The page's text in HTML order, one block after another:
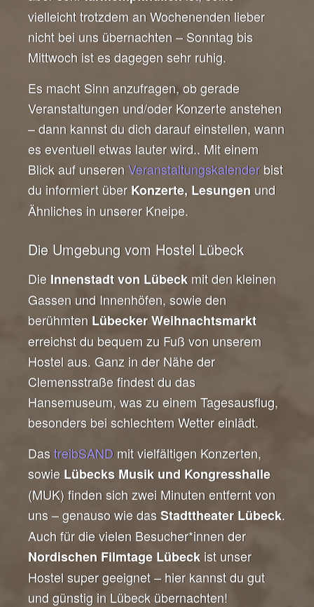
vielleicht trotzdem an Wochenenden lieber
nicht bei uns übernachten – Sonntag bis
Mittwoch ist es dagegen sehr ruhig.
Es macht Sinn anzufragen, ob gerade
Veranstaltungen und/oder Konzerte anstehen
– dann kannst du dich darauf einstellen, wann
es eventuell etwas lauter wird.. Mit einem
Blick auf unserenVeranstaltungskalenderbist
du informiert überKonzerte, Lesungen und
Ähnliches in unserer Kneipe.
Die Umgebung vom Hostel Lübeck
Die Innenstadt von Lübeck mit den kleinen
Gassen und Innenhöfen, sowie den
berühmten Lübecker Weihnachtsmarkt
erreichst du bequem zu Fuß von unserem
Hostel aus. Ganz in der Nähe der
Clemensstraße findest du das
Hansemuseum, was zu einem Tagesausflug,
besonders bei schlechtem Wetter einlädt.
DastreibSAND mit vielfältigen Konzerten,
sowie Lübecks Musik und Kongresshalle
(MUK) finden sich zwei Minuten entfernt von
uns – genauso wie dasStadttheater Lübeck.
Auch für die vielen Besucher*innen der
Nordischen Filmtage Lübeck ist unser
Hostel super geeignet – hier kannst du gut
und günstig in Lübeck übernachten!